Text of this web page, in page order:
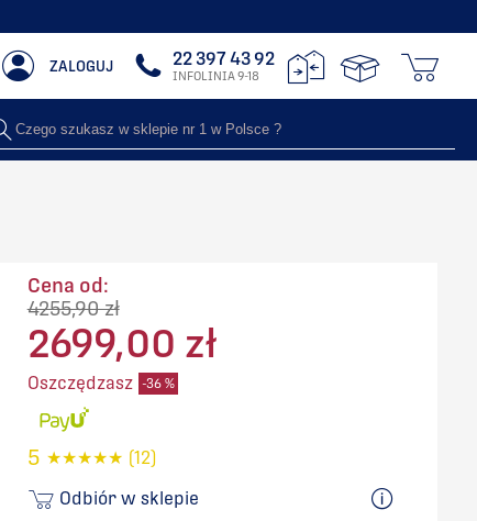
ZALOGUJ 22 397 43 92
INFOLINIA 9-18
Czego szukasz w sklepie nr 1 w Polsce ?
Cena od:
4255,90 zł
2699,00 zł
Oszczędzasz -36 %
5 ★★★★★ (12)
Odbiór w sklepie